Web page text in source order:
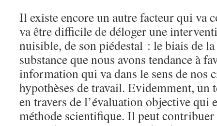
Il existe encore un autre facteur qui va
va être difficile de déloger une
nuisible, de son piédestal : le biais de
substance que nous avons tendance à
information qui va dans le sens de nos
hypothèses de travail. Evidemment, un
en travers de l’évaluation objective qui
méthode scientifique. Il peut